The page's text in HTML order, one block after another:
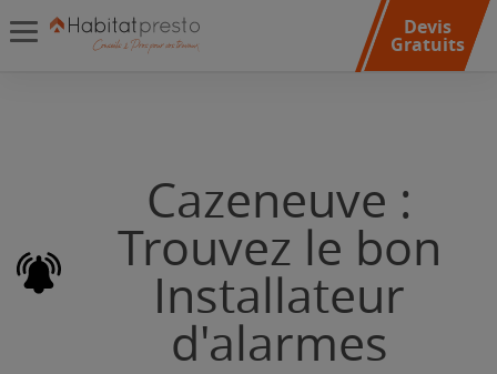
Devis
Gratuits
Cazeneuve :
Trouvez le bon
Installateur
d'alarmes